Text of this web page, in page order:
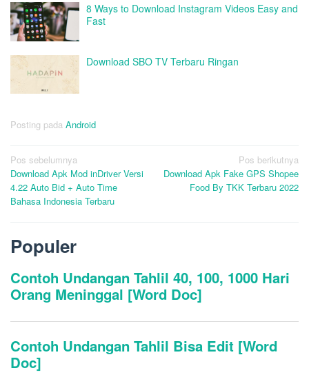
8 Ways to Download Instagram Videos Easy and
Fast
Download SBO TV Terbaru Ringan
Posting pada Android
Navigasi
pos
Pos sebelumnya
Download Apk Mod inDriver Versi
4.22 Auto Bid + Auto Time
Bahasa Indonesia Terbaru
Pos berikutnya
Download Apk Fake GPS Shopee
Food By TKK Terbaru 2022
Populer